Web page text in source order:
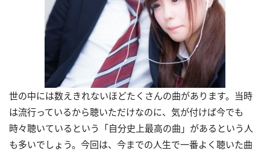
世の中には数えきれないほどたくさんの曲があります。当時
は流行っているから聴いただけなのに、気が付けば今でも
時々聴いているという「自分史上最高の曲」があるという人
も多いでしょう。今回は、今までの人生で一番よく聴いた曲